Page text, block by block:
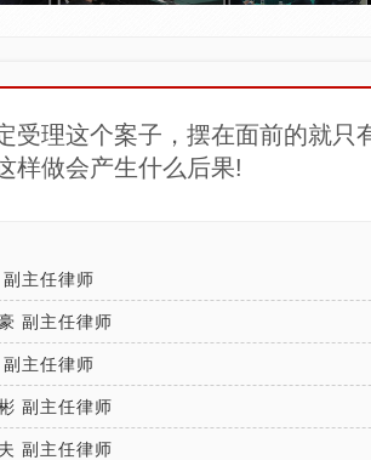
受理这个案子，摆在面前的就
样做会产生什么后果!
主任律师
副主任律师
主任律师
副主任律师
副主任律师